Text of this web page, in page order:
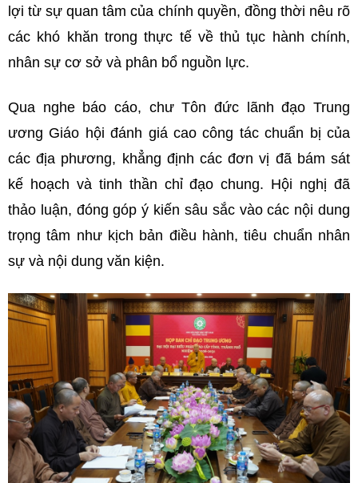
lợi từ sự quan tâm của chính quyền, đồng thời nêu rõ
các khó khăn trong thực tế về thủ tục hành chính,
nhân sự cơ sở và phân bổ nguồn lực.
Qua nghe báo cáo, chư Tôn đức lãnh đạo Trung
ương Giáo hội đánh giá cao công tác chuẩn bị của
các địa phương, khẳng định các đơn vị đã bám sát
kế hoạch và tinh thần chỉ đạo chung. Hội nghị đã
thảo luận, đóng góp ý kiến sâu sắc vào các nội dung
trọng tâm như kịch bản điều hành, tiêu chuẩn nhân
sự và nội dung văn kiện.